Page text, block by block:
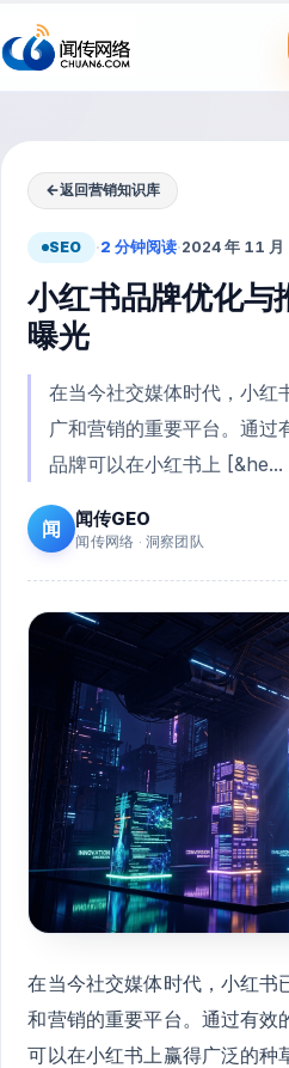
←返回营销知识库
SEO ·2 分钟阅读·2024 年 11 月
小红书品牌优化与
曝光
在当今社交媒体时代，小红
广和营销的重要平台。通过
品牌可以在小红书上 [&he...
闻 闻传GEO
闻传网络 · 洞察团队
在当今社交媒体时代，小红书
和营销的重要平台。通过有效
可以在小红书上赢得广泛的种